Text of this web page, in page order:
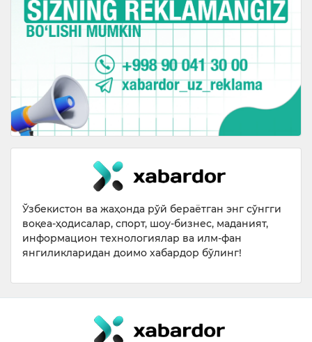
Ўзбекистон ва жаҳонда рўй бераётган энг сўнгги
воқеа-ҳодисалар, спорт, шоу-бизнес, маданият,
информацион технологиялар ва илм-фан
янгиликларидан доимо хабардор бўлинг!